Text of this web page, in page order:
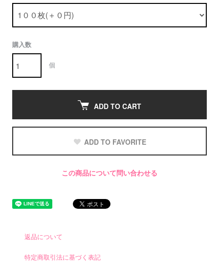
購入数
個
ADD TO CART
ADD TO FAVORITE
この商品について問い合わせる
返品について
特定商取引法に基づく表記